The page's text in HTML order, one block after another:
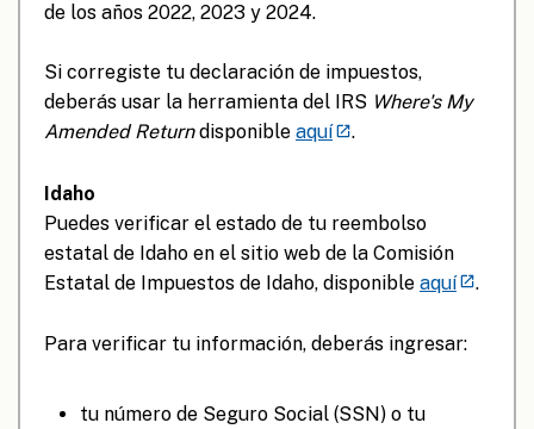
de los años 2022, 2023 y 2024.
Si corregiste tu declaración de impuestos,
deberás usar la herramienta del IRS Where's My
Amended Returndisponible aquí .
Idaho
Puedes verificar el estado de tu reembolso
estatal de Idaho en el sitio web de la Comisión
Estatal de Impuestos de Idaho, disponible aquí .
Para verificar tu información, deberás ingresar:
tu número de Seguro Social (SSN) o tu